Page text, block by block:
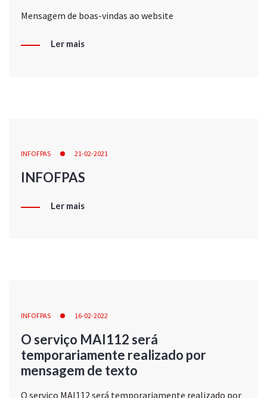
Mensagem de boas-vindas ao website
Ler mais
INFOFPAS 21-02-2021
INFOFPAS
Ler mais
INFOFPAS 16-02-2022
O serviço MAI112 será
temporariamente realizado por
mensagem de texto
O serviço MAI112 será temporariamente realizado por